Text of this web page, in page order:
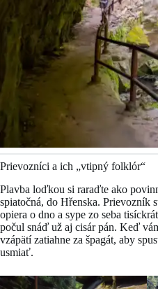
Prievozníci a ich „vtipný folklór“
Plavba loďkou si raraďte ako
spiatočná, do Hřenska. Prievozník
opiera o dno a sype zo seba
počul snáď už aj cisár pán. Keď
vzápätí zatiahne za špagát, aby
usmiať.